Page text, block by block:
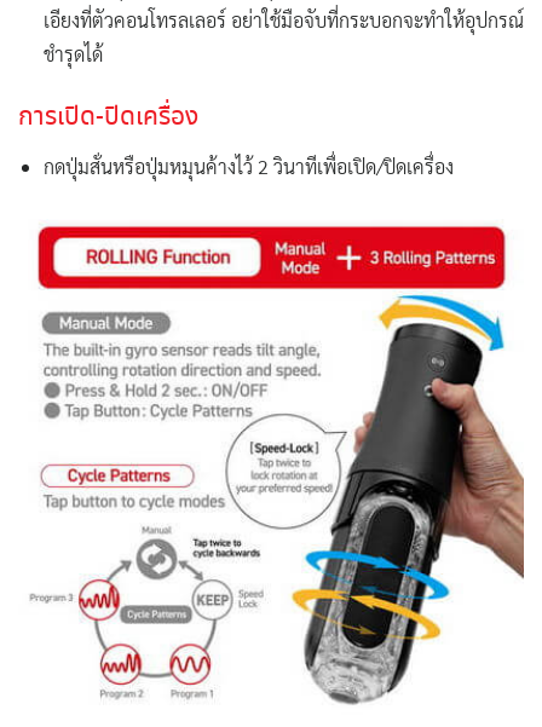
เอียงที่ตัวคอนโทรลเลอร์ อย่าใช้มือจับที่กระบอกจะทำให้อุปกรณ์
ชำรุดได้
การเปิด-ปิดเครื่อง
กดปุ่มสั่นหรือปุ่มหมุนค้างไว้ 2 วินาทีเพื่อเปิด/ปิดเครื่อง